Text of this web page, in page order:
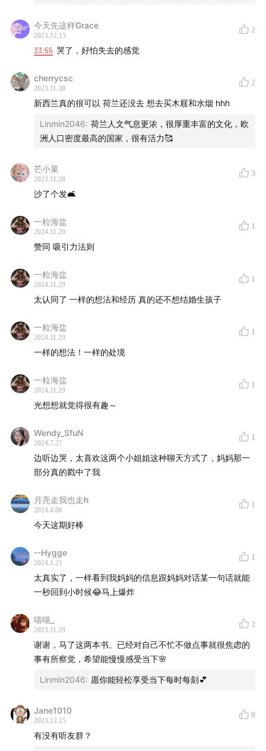
_simona)
个人网站：simona.life
播客推荐newsletter：thepodluckclub.com
小报童：了不起的西蒙娜女士
海外华人女性论坛「她乡」：
womenoverseas.com
The Pod Luck Club是我从2019年1月16日开始运行的一
个播客推荐项目。经过三年多的迭代，已经推荐近1150期
播客，发布90多篇长文。
订阅The Pod Luck Club, 你会：
每个工作日在邮箱里收到一期播客推荐，没有广告和推
广，只有我的任性推荐；
每两周一篇周末长文，在未知的地点，和我一起探索自
我和世界。
我在小报童上也开通了我的专栏，
订阅方式：The Pod Luck Club
支持我
我在”爱发电”和Buy Me A Coffee上开了支持页面，欢迎
大家给我打赏，支持我的播客，提前收听每期的新节目。
也欢迎大家购买咨询时间，和我探讨关于播客，工作，采
Buy Me A Coffee页面
💖关于『噢！妈妈』
在这里，我们不对个人的选择进行评判，在这里，我们听
中国女性讲述他们的最真诚的故事。
我们还在征集 「人生是旷野」 的嘉宾。
今天先这样Grace
2023.12.15
2
33:55 哭了，好怕失去的感觉
cherrycsc
2023.11.30
2
新西兰真的很可以 荷兰还没去 想去买木屐和水烟 hhh
Linmin2046: 荷兰人文气息更浓，很厚重丰富的文化，欧
洲人口密度最高的国家，很有活力🥰
芒小菓
2023.11.28
3
沙了个发🛋️
一粒海盐
2024.11.29
1
赞同 吸引力法则
一粒海盐
2024.11.29
1
太认同了 一样的想法和经历 真的还不想结婚生孩子
一粒海盐
2024.11.29
1
一样的想法！一样的处境
一粒海盐
2024.11.29
1
光想想就觉得很有趣～
Wendy_SfuN
2024.7.27
1
边听边哭，太喜欢这两个小姐姐这种聊天方式了，妈妈那一
部分真的戳中了我
月亮走我也走h
2024.4.06
1
今天这期好棒
--Hygge
2024.1.21
1
太真实了，一样看到我妈妈的信息跟妈妈对话某一句话就能
一秒回到小时候😂马上爆炸
喵喵_
2023.11.29
2
谢谢，马了这两本书。已经对自己不忙不做点事就很焦虑的
事有所察觉，希望能慢慢感受当下🌸
Linmin2046: 愿你能轻松享受当下每时每刻💕
Jane1010
2023.12.15
0
有没有听友群？